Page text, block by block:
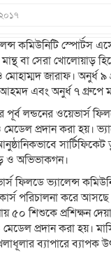
কমিউনিটি
বা সেরা খোলোয়াড়
মোহাম্মদ জারাফ।
এবং অনুর্ধ ৭ গ্রুপে
লন্ডনের ওয়েভার্স
মেডেল প্রদান করা হয়।
ও অভিভাকগন।
ফিলডে ভ্যালেন্স
পরিচালনা করে
৫০ শিশুকে প্রশিক্ষন
প্রদান করা হয়।
ব্যাপারে ব্যাপক